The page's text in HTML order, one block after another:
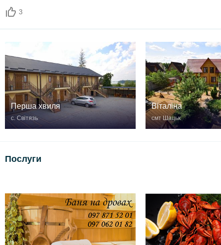
3
Перша хвиля
с. Світязь
Віталіна
смт Шацьк
Послуги